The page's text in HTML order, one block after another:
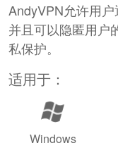
AndyVPN允许用
并且可以隐匿用户
私保护。
适用于：
Windows